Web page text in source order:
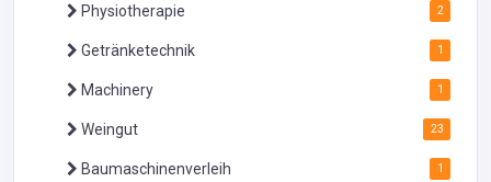
Physiotherapie 2
Getränketechnik 1
Machinery 1
Weingut 23
Baumaschinenverleih 1